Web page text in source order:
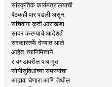
सांस्कृतिक कार्यमंत्रालयाची
बैठकही पार पडली असून,
सचिवांना कृती आराखडा
सादर करण्याचे आदेशही
सरकारतर्फे देण्यात आले
आहेत. त्यानिमित्ताने
रायगडावरील पायाभूत
सोयीसुविधांच्या समस्यांचा
आढावा घेणारा आणि तेथील